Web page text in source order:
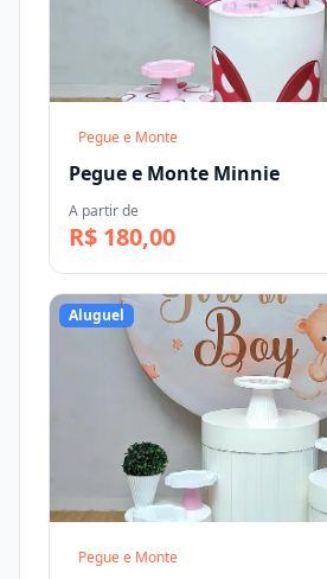
Pegue e Monte
Pegue e Monte Minnie
A partir de
R$ 180,00
Aluguel
Pegue e Monte